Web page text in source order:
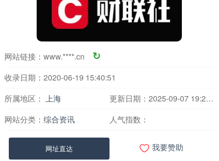
网站链接： www.****.cn ↻
收录日期：2020-06-19 15:40:51
所属地区： 上海
更新日期：2025-09-07 19:21:13
网站分类： 综合资讯 人气指数：
网址直达  我要赞助